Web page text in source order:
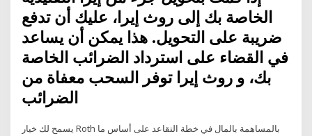
الخاصة بك إلى روث إيرا، عليك أن تدفع
ضريبة على التحويل. هذا يمكن أن يساعد
في القضاء على استرداد الضرائب الخاصة
بك، و روث إيرا توفر السحب معفاة من
الضرائب
يسمح لك خيار Roth بالمساهمة بالمال في خطة التقاعد على أساس ما